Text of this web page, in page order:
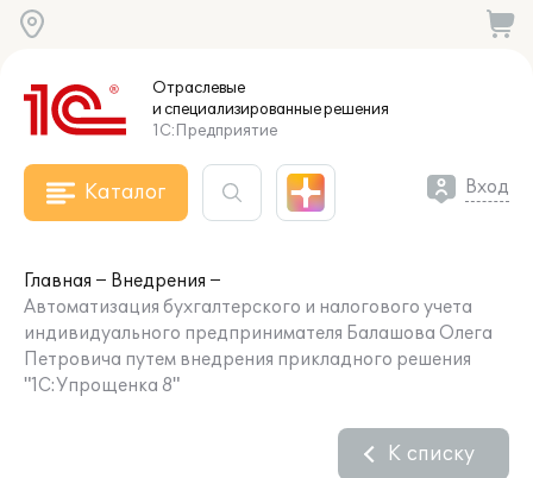
Отраслевые
и специализированныерешения
1С:Предприятие
Каталог Вход
Главная
Внедрения
Автоматизация бухгалтерского и налогового учета
индивидуального предпринимателя Балашова Олега
Петровича путем внедрения прикладного решения
"1С:Упрощенка 8"
К списку